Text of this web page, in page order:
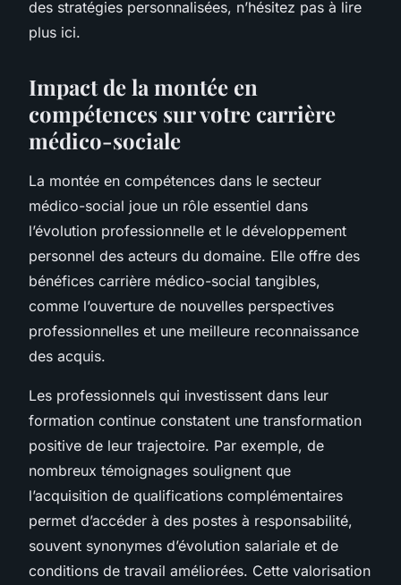
des stratégies personnalisées, n’hésitez pas à lire
plus ici.
Impact de la montée en
compétences sur votre carrière
médico-sociale
La montée en compétences dans le secteur
médico-social joue un rôle essentiel dans
l’évolution professionnelle et le développement
personnel des acteurs du domaine. Elle offre des
bénéfices carrière médico-social tangibles,
comme l’ouverture de nouvelles perspectives
professionnelles et une meilleure reconnaissance
des acquis.
Les professionnels qui investissent dans leur
formation continue constatent une transformation
positive de leur trajectoire. Par exemple, de
nombreux témoignages soulignent que
l’acquisition de qualifications complémentaires
permet d’accéder à des postes à responsabilité,
souvent synonymes d’évolution salariale et de
conditions de travail améliorées. Cette valorisation